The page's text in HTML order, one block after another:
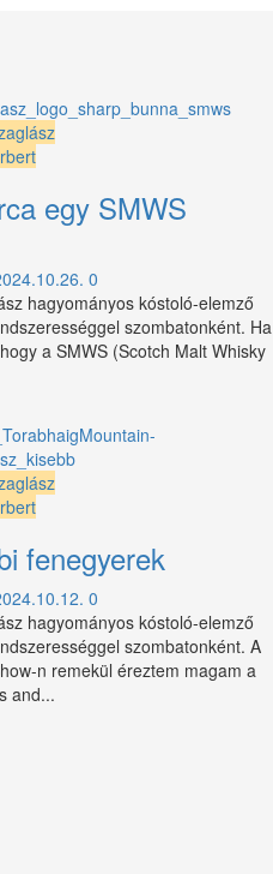
egy SMWS
0
hagyományos kóstoló-elemző
szombatonként. Ha
a SMWS (Scotch Malt Whisky
fenegyerek
0
hagyományos kóstoló-elemző
szombatonként. A
n remekül éreztem magam a
and...